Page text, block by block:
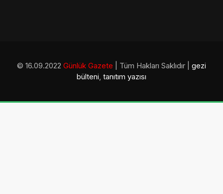
© 16.09.2022 Günlük Gazete | Tüm Hakları Saklıdır | gezi
bülteni, tanıtım yazısı